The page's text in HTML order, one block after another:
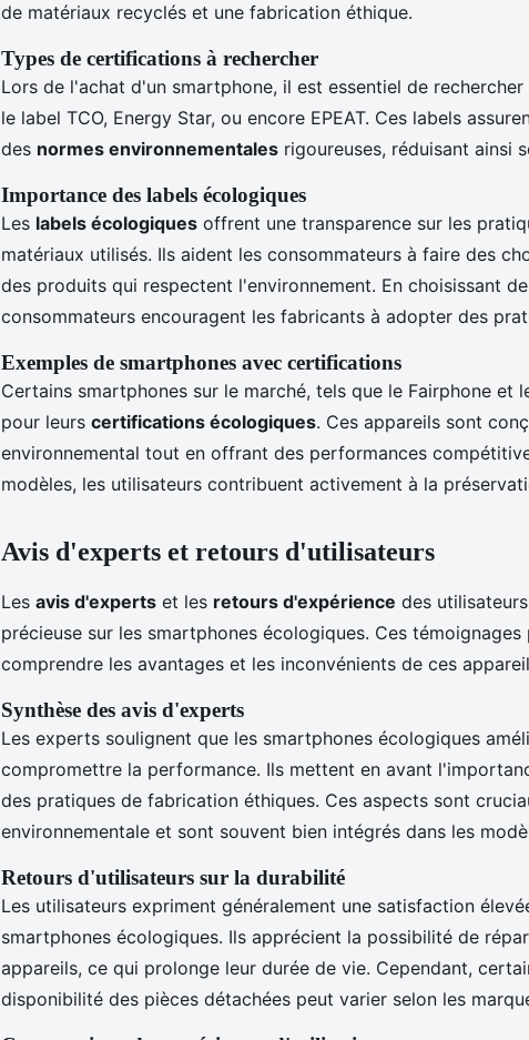
de matériaux recyclés et une fabrication éthique.
Types de certifications à rechercher
Lors de l'achat d'un smartphone, il est essentiel de rechercher
le label TCO, Energy Star, ou encore EPEAT. Ces labels
des normes environnementales rigoureuses, réduisant ainsi
Importance des labels écologiques
Les labels écologiques offrent une transparence sur les
matériaux utilisés. Ils aident les consommateurs à faire des
des produits qui respectent l'environnement. En choisissant
consommateurs encouragent les fabricants à adopter des
Exemples de smartphones avec certifications
Certains smartphones sur le marché, tels que le Fairphone et
pour leurs certifications écologiques. Ces appareils sont
environnemental tout en offrant des performances
modèles, les utilisateurs contribuent activement à la
Avis d'experts et retours d'utilisateurs
Les avis d'experts et les retours d'expérience des
précieuse sur les smartphones écologiques. Ces
comprendre les avantages et les inconvénients de ces
Synthèse des avis d'experts
Les experts soulignent que les smartphones écologiques
compromettre la performance. Ils mettent en avant
des pratiques de fabrication éthiques. Ces aspects sont
environnementale et sont souvent bien intégrés dans les
Retours d'utilisateurs sur la durabilité
Les utilisateurs expriment généralement une satisfaction
smartphones écologiques. Ils apprécient la possibilité de
appareils, ce qui prolonge leur durée de vie. Cependant,
disponibilité des pièces détachées peut varier selon les